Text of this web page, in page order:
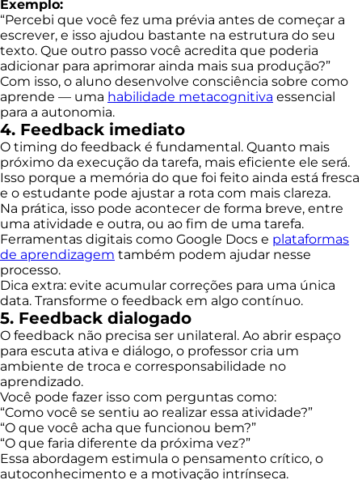
Exemplo:
“Percebi que você fez uma prévia antes de começar a
escrever, e isso ajudou bastante na estrutura do seu
texto. Que outro passo você acredita que poderia
adicionar para aprimorar ainda mais sua produção?”
Com isso, o aluno desenvolve consciência sobre como
aprende — uma habilidade metacognitiva essencial
para a autonomia.
4. Feedback imediato
O timing do feedback é fundamental. Quanto mais
próximo da execução da tarefa, mais eficiente ele será.
Isso porque a memória do que foi feito ainda está fresca
e o estudante pode ajustar a rota com mais clareza.
Na prática, isso pode acontecer de forma breve, entre
uma atividade e outra, ou ao fim de uma tarefa.
Ferramentas digitais como Google Docs e plataformas
de aprendizagem também podem ajudar nesse
processo.
Dica extra: evite acumular correções para uma única
data. Transforme o feedback em algo contínuo.
5. Feedback dialogado
O feedback não precisa ser unilateral. Ao abrir espaço
para escuta ativa e diálogo, o professor cria um
ambiente de troca e corresponsabilidade no
aprendizado.
Você pode fazer isso com perguntas como:
“Como você se sentiu ao realizar essa atividade?”
“O que você acha que funcionou bem?”
“O que faria diferente da próxima vez?”
Essa abordagem estimula o pensamento crítico, o
autoconhecimento e a motivação intrínseca.